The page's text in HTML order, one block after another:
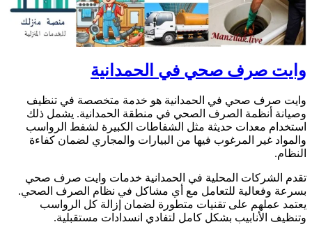
صرف صحي في الحمدانية
صرف صحي في الحمدانية هو خدمة متخصصة في تنظيف
أنظمة الصرف الصحي في منطقة الحمدانية. يشمل ذلك
معدات حديثة مثل الشفاطات الكبيرة لشفط الرواسب
غير المرغوب فيها من البيارات والمجاري لضمان كفاءة
الشركات المحلية في الحمدانية خدمات وايت صرف صحي
وفعالية للتعامل مع أي مشاكل في نظام الصرف الصحي.
عملهم على تقنيات متطورة لضمان إزالة كل الرواسب
الأنابيب بشكل كامل لتفادي انسدادات مستقبلية.